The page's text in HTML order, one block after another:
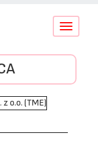
Conmutar